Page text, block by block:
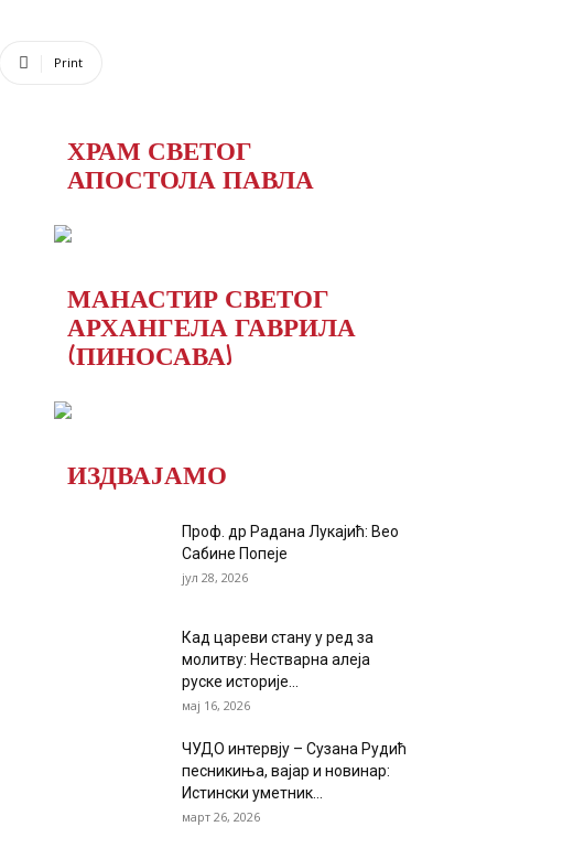
Print
ХРАМ СВЕТОГ
АПОСТОЛА ПАВЛА
МАНАСТИР СВЕТОГ
АРХАНГЕЛА ГАВРИЛА
(ПИНОСАВА)
ИЗДВАЈАМО
Проф. др Радана Лукајић: Вео
Сабине Попеје
јул 28, 2026
Кад цареви стану у ред за
молитву: Нестварна алеја
руске историје...
мај 16, 2026
ЧУДО интервју – Сузана Рудић
песникиња, вајар и новинар:
Истински уметник...
март 26, 2026